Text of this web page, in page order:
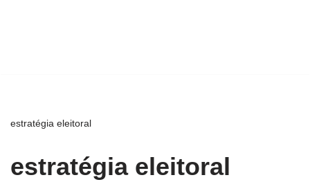
estratégia eleitoral
estratégia eleitoral